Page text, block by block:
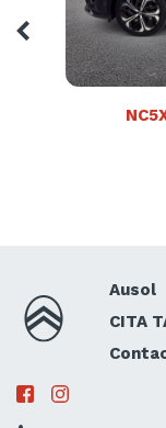
Ausol
CITA